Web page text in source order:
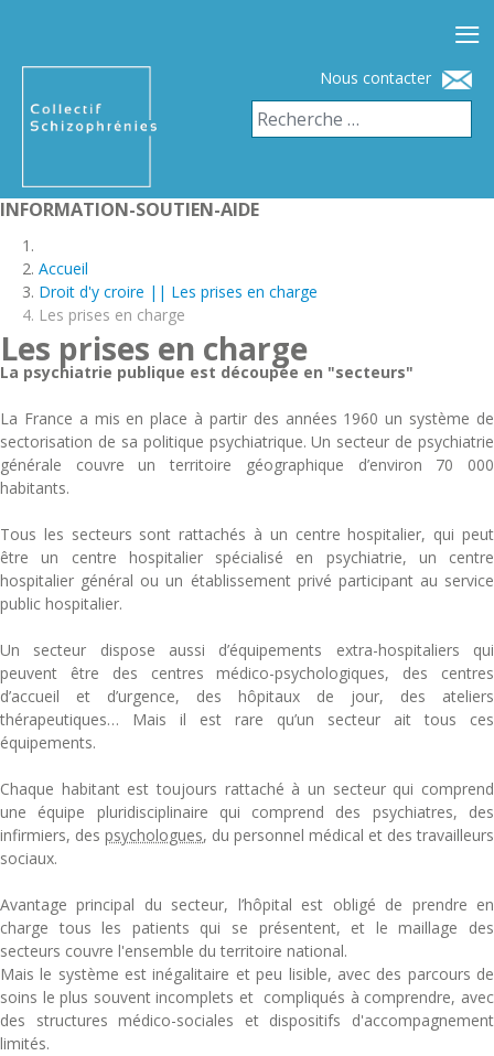
Nous contacter
INFORMATION-SOUTIEN-AIDE
Accueil
Droit d'y croire || Les prises en charge
Les prises en charge
Les prises en charge
La psychiatrie publique est découpée en "secteurs"
La France a mis en place à partir des années 1960 un système de
sectorisation de sa politique psychiatrique. Un secteur de psychiatrie
générale couvre un territoire géographique d’environ 70 000
habitants.
Tous les secteurs sont rattachés à un centre hospitalier, qui peut
être un centre hospitalier spécialisé en psychiatrie, un centre
hospitalier général ou un établissement privé participant au service
public hospitalier.
Un secteur dispose aussi d’équipements extra-hospitaliers qui
peuvent être des centres médico-psychologiques, des centres
d’accueil et d’urgence, des hôpitaux de jour, des ateliers
thérapeutiques… Mais il est rare qu’un secteur ait tous ces
équipements.
Chaque habitant est toujours rattaché à un secteur qui comprend
une équipe pluridisciplinaire qui comprend des psychiatres, des
infirmiers, des psychologues, du personnel médical et des travailleurs
sociaux.
Avantage principal du secteur, l’hôpital est obligé de prendre en
charge tous les patients qui se présentent, et le maillage des
secteurs couvre l'ensemble du territoire national.
Mais le système est inégalitaire et peu lisible, avec des parcours de
soins le plus souvent incomplets et compliqués à comprendre, avec
des structures médico-sociales et dispositifs d'accompagnement
limités.
≡